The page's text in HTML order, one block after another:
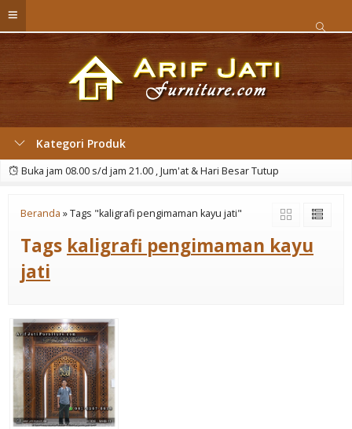
Kategori Produk
Buka jam 08.00 s/d jam 21.00 , Jum'at & Hari Besar Tutup
Beranda »Tags "kaligrafi pengimaman kayu jati"
Tags kaligrafi pengimaman kayu
jati